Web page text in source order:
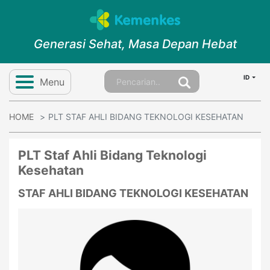
Generasi Sehat, Masa Depan Hebat
Menu ID
HOME PLT STAF AHLI BIDANG TEKNOLOGI KESEHATAN
PLT Staf Ahli Bidang Teknologi
Kesehatan
STAF AHLI BIDANG TEKNOLOGI KESEHATAN